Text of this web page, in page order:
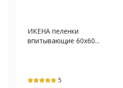
ИКЕНА пеленки
впитывающие 60х60...
5